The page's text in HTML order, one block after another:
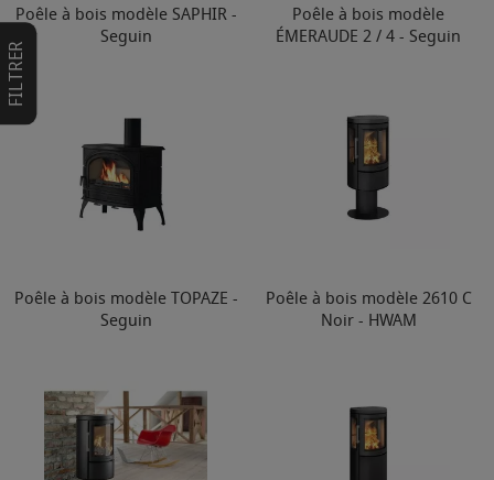
FILTRER
Poêle à bois modèle SAPHIR -
Seguin
Poêle à bois modèle
ÉMERAUDE 2 / 4 - Seguin
Poêle à bois modèle TOPAZE -
Seguin
Poêle à bois modèle 2610 C
Noir - HWAM